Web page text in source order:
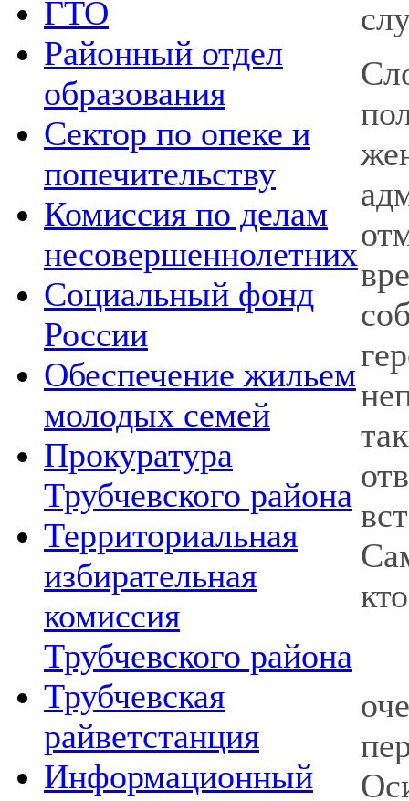
ГТО
Районный отдел
образования
Сектор по опеке и
попечительству
Комиссия по делам
несовершеннолетних
Социальный фонд
России
Обеспечение жильем
молодых семей
Прокуратура
Трубчевского района
Территориальная
избирательная
комиссия
Трубчевского района
Трубчевская
райветстанция
Информационный